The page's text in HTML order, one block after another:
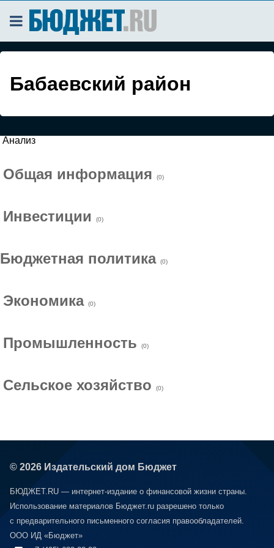
Бабаевский район
Анализ
Общая информация (0)
Инвестиции (0)
Бюджетная политика (0)
Экономика (0)
Промышленность (0)
Сельское хозяйство (0)
© 2026 Издательский дом Бюджет
БЮДЖЕТ.RU — интернет-издание о финансовой жизни страны.
Использование материалов Бюджет.ru разрешено только
с предварительного письменного согласия правообладателей.
ООО ИД «Бюджет»